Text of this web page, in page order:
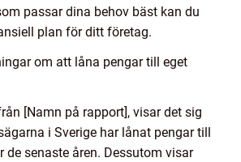
passar dina behov bäst kan du
plan för ditt företag.
om att låna pengar till eget
[Namn på rapport], visar det sig
i Sverige har lånat pengar till
de senaste åren. Dessutom visar